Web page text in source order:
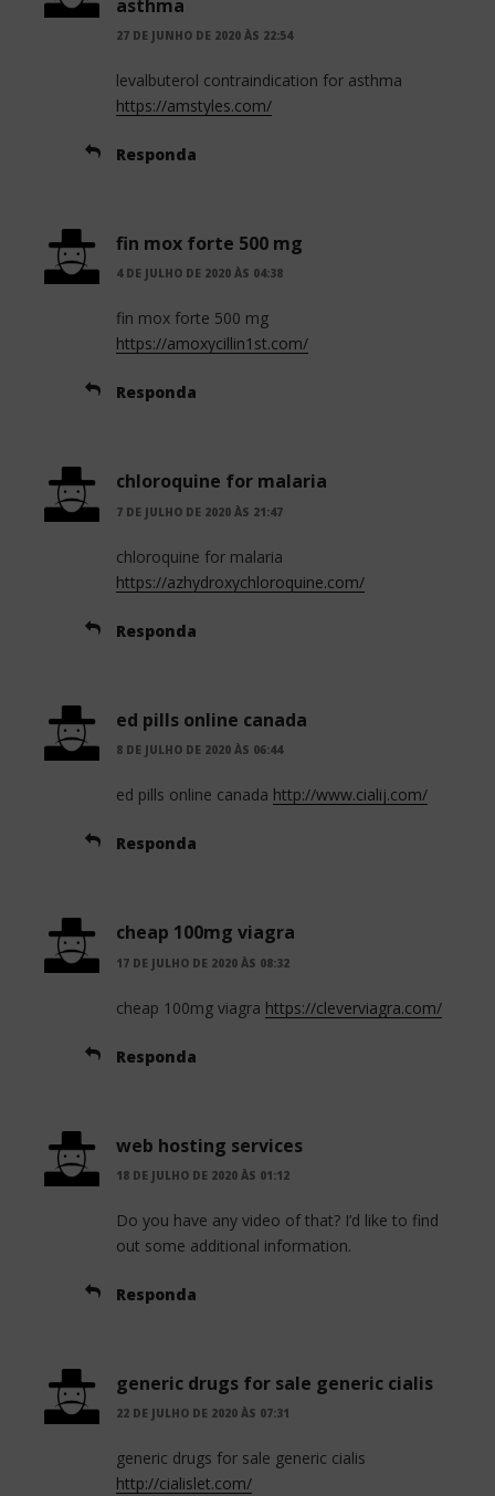
asthma
27 DE JUNHO DE 2020 ÀS 22:54
levalbuterol contraindication for asthma
https://amstyles.com/
Responda
fin mox forte 500 mg
4 DE JULHO DE 2020 ÀS 04:38
fin mox forte 500 mg
https://amoxycillin1st.com/
Responda
chloroquine for malaria
7 DE JULHO DE 2020 ÀS 21:47
chloroquine for malaria
https://azhydroxychloroquine.com/
Responda
ed pills online canada
8 DE JULHO DE 2020 ÀS 06:44
ed pills online canada http://www.cialij.com/
Responda
cheap 100mg viagra
17 DE JULHO DE 2020 ÀS 08:32
cheap 100mg viagra https://cleverviagra.com/
Responda
web hosting services
18 DE JULHO DE 2020 ÀS 01:12
Do you have any video of that? I’d like to find
out some additional information.
Responda
generic drugs for sale generic cialis
22 DE JULHO DE 2020 ÀS 07:31
generic drugs for sale generic cialis
http://cialislet.com/